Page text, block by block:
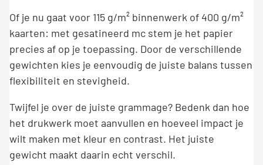
Of je nu gaat voor 115 g/m² binnenwerk of 400 g/m²
kaarten: met gesatineerd mc stem je het papier
precies af op je toepassing. Door de verschillende
gewichten kies je eenvoudig de juiste balans tussen
flexibiliteit en stevigheid.
Twijfel je over de juiste grammage? Bedenk dan hoe
het drukwerk moet aanvullen en hoeveel impact je
wilt maken met kleur en contrast. Het juiste
gewicht maakt daarin echt verschil.